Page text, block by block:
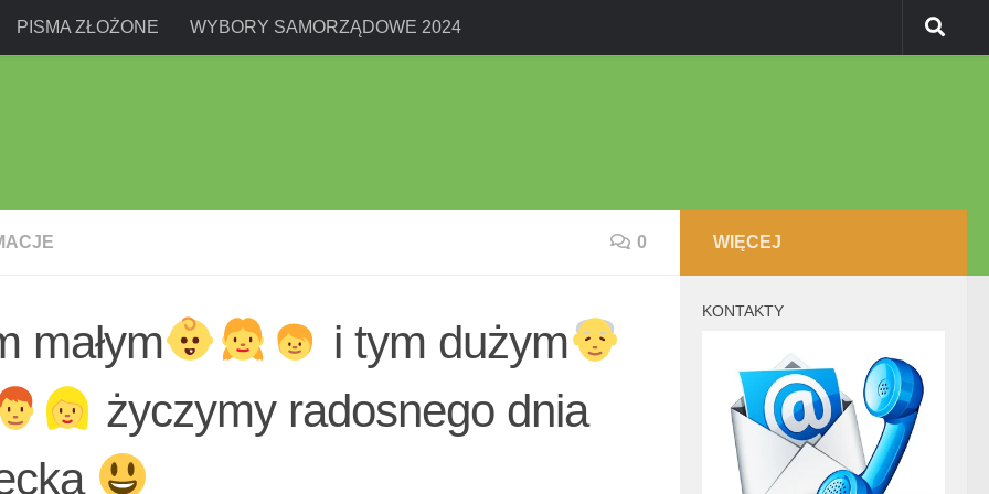
PISMA ZŁOŻONE WYBORY SAMORZĄDOWE 2024
0
małym
i tym dużym
życzymy radosnego dnia
WIĘCEJ
KONTAKTY